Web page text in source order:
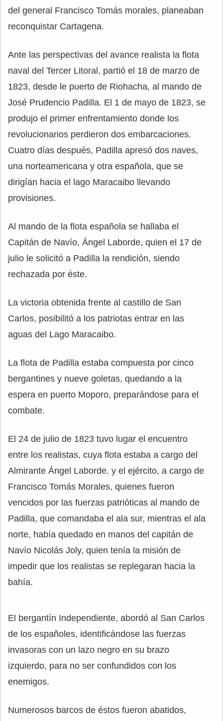
del general Francisco Tomás morales, planeaban
reconquistar Cartagena.
Ante las perspectivas del avance realista la flota
naval del Tercer Litoral, partió el 18 de marzo de
1823, desde le puerto de Riohacha, al mando de
José Prudencio Padilla. El 1 de mayo de 1823, se
produjo el primer enfrentamiento donde los
revolucionarios perdieron dos embarcaciones.
Cuatro días después, Padilla apresó dos naves,
una norteamericana y otra española, que se
dirigían hacia el lago Maracaibo llevando
provisiones.
Al mando de la flota española se hallaba el
Capitán de Navío, Ángel Laborde, quien el 17 de
julio le solicitó a Padilla la rendición, siendo
rechazada por éste.
La victoria obtenida frente al castillo de San
Carlos, posibilitó a los patriotas entrar en las
aguas del Lago Maracaibo.
La flota de Padilla estaba compuesta por cinco
bergantines y nueve goletas, quedando a la
espera en puerto Moporo, preparándose para el
combate.
El 24 de julio de 1823 tuvo lugar el encuentro
entre los realistas, cuya flota estaba a cargo del
Almirante Ángel Laborde, y el ejército, a cargo de
Francisco Tomás Morales, quienes fueron
vencidos por las fuerzas patrióticas al mando de
Padilla, que comandaba el ala sur, mientras el ala
norte, había quedado en manos del capitán de
Navío Nicolás Joly, quien tenía la misión de
impedir que los realistas se replegaran hacia la
bahía.
El bergantín Independiente, abordó al San Carlos
de los españoles, identificándose las fuerzas
invasoras con un lazo negro en su brazo
izquierdo, para no ser confundidos con los
enemigos.
Numerosos barcos de éstos fueron abatidos,